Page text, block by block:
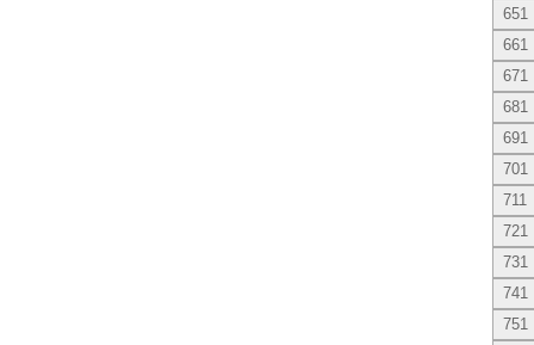
651
661
671
681
691
701
711
721
731
741
751